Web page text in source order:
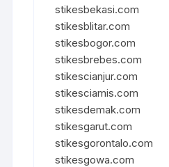
stikesbekasi.com
stikesblitar.com
stikesbogor.com
stikesbrebes.com
stikescianjur.com
stikesciamis.com
stikesdemak.com
stikesgarut.com
stikesgorontalo.com
stikesgowa.com